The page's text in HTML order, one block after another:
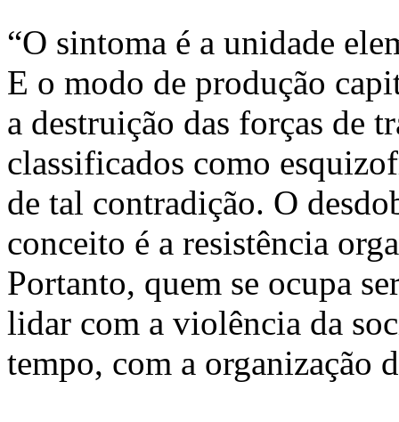
“O sintoma é a unidade
E o modo de produção
a destruição das forças de
classificados como
de tal contradição. O
conceito é a resistência
Portanto, quem se ocupa
lidar com a violência da
tempo, com a organização